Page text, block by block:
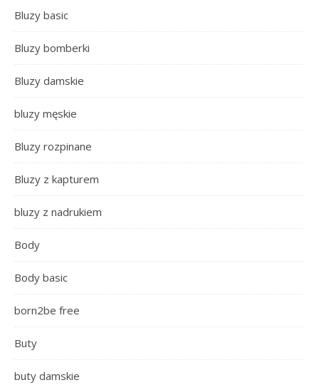
Bluzy basic
Bluzy bomberki
Bluzy damskie
bluzy męskie
Bluzy rozpinane
Bluzy z kapturem
bluzy z nadrukiem
Body
Body basic
born2be free
Buty
buty damskie